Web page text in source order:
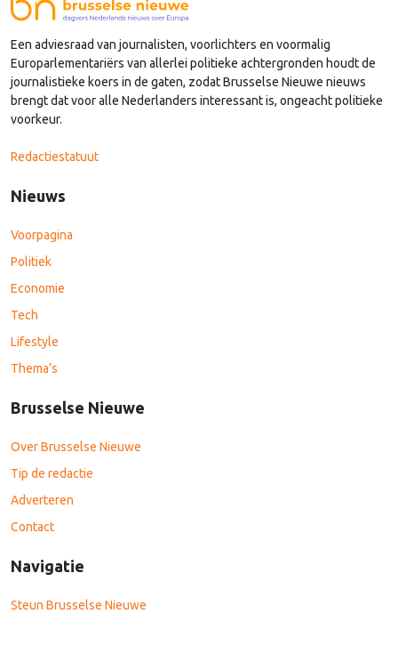
Een adviesraad van journalisten, voorlichters en voormalig
Europarlementariërs van allerlei politieke achtergronden houdt de
journalistieke koers in de gaten, zodat Brusselse Nieuwe nieuws
brengt dat voor alle Nederlanders interessant is, ongeacht politieke
voorkeur.
Redactiestatuut
Nieuws
Voorpagina
Politiek
Economie
Tech
Lifestyle
Thema’s
Brusselse Nieuwe
Over Brusselse Nieuwe
Tip de redactie
Adverteren
Contact
Navigatie
Steun Brusselse Nieuwe